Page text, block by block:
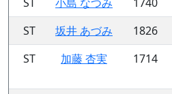
ST
坂井 あづみ 1826
ST
加藤 杏実 1714